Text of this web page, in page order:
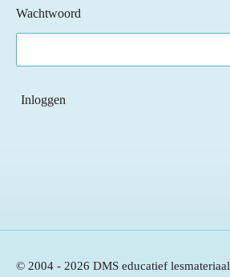
Wachtwoord
Inloggen
© 2004 - 2026 DMS educatief lesmateriaal